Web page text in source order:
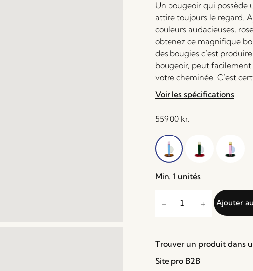
Un bougeoir qui possède
attire toujours le regard.
couleurs audacieuses,
obtenez ce magnifique
des bougies c’est
bougeoir, peut
votre cheminée. C’est
Voir les spécifications
559,00 kr.
Min. 1 unités
Ajouter
Trouver un produit dans
Site pro B2B